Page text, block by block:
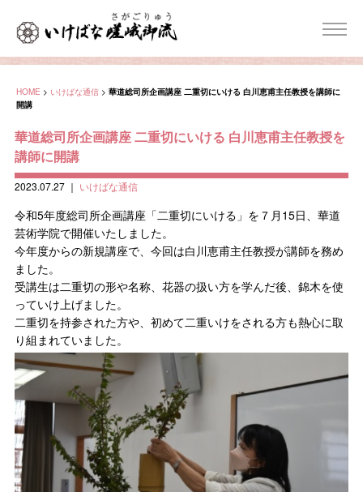
HOME > いけばな通信 > 華道総司所企画講座 二重切にいける 白川恵甫主任教授を講師に
開講
華道総司所企画講座 二重切にいける 白川恵甫主任教授を
講師に開講
2023.07.27｜ いけばな通信
令和5年度総司所企画講座「二重切にいける」を７月15日、華道
芸術学院で開催いたしました。
今年度からの新規講座で、今回は白川恵甫主任教授が講師を務め
ました。
受講生は二重切の形や名称、花器の扱い方を学んだ後、錦木を使
っていけ上げました。
二重切を持参された方や、初めて二重いけをされる方も熱心に取
り組まれていました。